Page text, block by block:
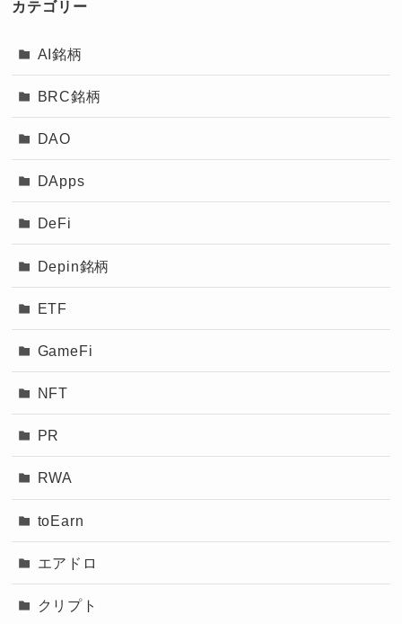
カテゴリー
AI銘柄
BRC銘柄
DAO
DApps
DeFi
Depin銘柄
ETF
GameFi
NFT
PR
RWA
toEarn
エアドロ
クリプト